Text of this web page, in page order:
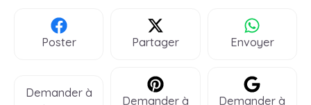
Poster Partager Envoyer
Demander à
Demander à
Demander à